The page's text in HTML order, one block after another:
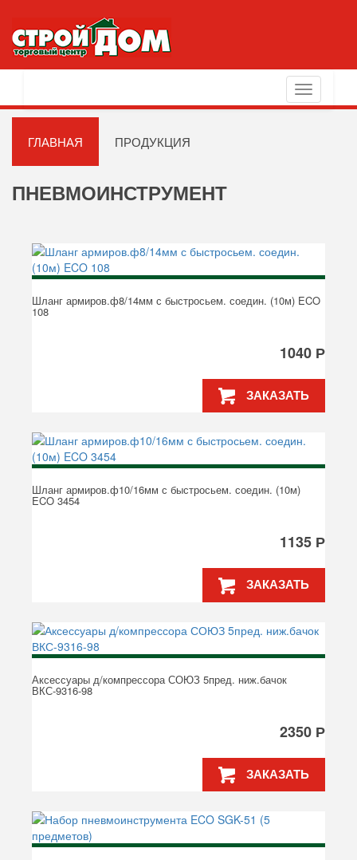
Toggle
navigation
ГЛАВНАЯ ПРОДУКЦИЯ
ПНЕВМОИНСТРУМЕНТ
Шланг армиров.ф8/14мм с быстросьем. соедин. (10м) ECO
108
1040 Р
ЗАКАЗАТЬ
Шланг армиров.ф10/16мм с быстросьем. соедин. (10м)
ECO 3454
1135 Р
ЗАКАЗАТЬ
Аксессуары д/компрессора СОЮЗ 5пред. ниж.бачок
ВКС-9316-98
2350 Р
ЗАКАЗАТЬ